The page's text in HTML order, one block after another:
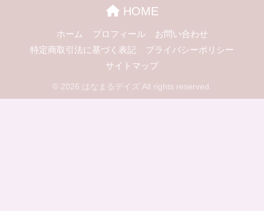
HOME
ホーム プロフィール
お問い合わせ
特定商取引法に基づく表記
プライバシーポリシー
サイトマップ
© 2026 はなまるデイズ All rights reserved.